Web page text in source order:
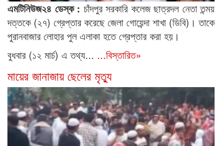
এমটিনিউজ২৪ ডেস্ক : চাঁদপুর সরকারি কলেজ ছাত্রদল নেতা তন্ময়
দত্তকে (২৭) গ্রেপ্তার করেছে জেলা গোয়েন্দা শাখা (ডিবি)। তাকে
পুরানবাজার লোহার পুল এলাকা হতে গ্রেপ্তার করা হয়।
বুধবার (১২ মার্চ) এ তথ্য... ...বিস্তারিত»
মায়ের জানাজায় ছেলের মৃত্যু